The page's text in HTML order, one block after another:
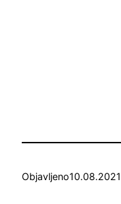
Objavljeno10.08.2021